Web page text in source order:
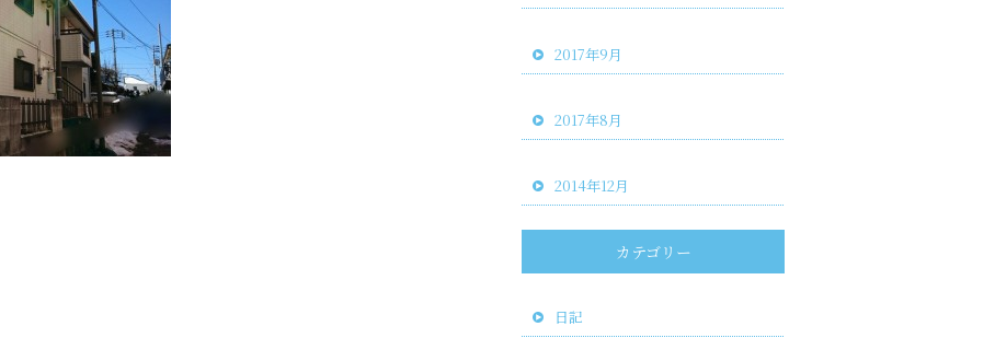
2017年9月
2017年8月
2014年12月
カテゴリー
日記